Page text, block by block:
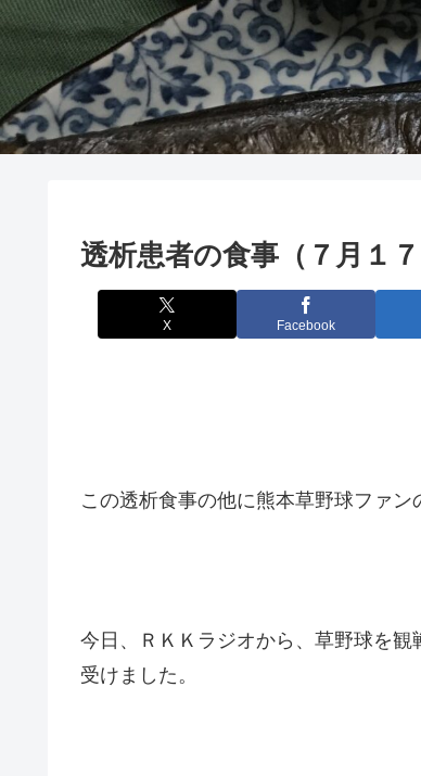
透析患者の食事（７月１
X Facebook
この透析食事の他に熊本草野球ファン
今日、ＲＫＫラジオから、草野球を
受けました。